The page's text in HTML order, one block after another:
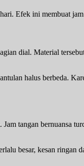
Efek ini membuat
dial. Material
halus berbeda.
tangan bernuansa
besar, kesan ringan